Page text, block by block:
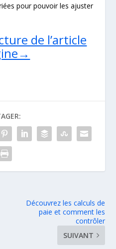
pour pouvoir les ajuster
de l’article
Découvrez les calculs de
paie et comment les
contrôler
SUIVANT